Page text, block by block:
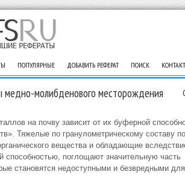
ПОПУЛЯРНЫЕ ДОБАВИТЬ РЕФЕРАТ ПОИСК
медно-молибденового месторождения
на почву зависит от их буферной
Тяжелые по гранулометрическому составу
вещества и обладающие
способностью, поглощают значительную часть
становятся недоступными и безвредными для